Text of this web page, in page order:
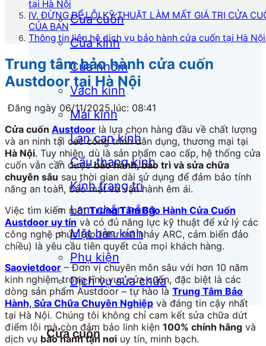
Cửa cuốn
Cửa kính
Cửa nhôm
Vách kính
Mái kính
Lan can kính
Cầu thang kính
Kính trang trí
Lam chắn nắng
Mặt bàn kính
Phụ kiện
Dịch vụ sửa chữa
Cửa cuốn
tại Hà Nội
IV. ĐỪNG ĐỂ LỖI KỸ THUẬT LÀM MẤT GIÁ TRỊ CỬA
CỦA BẠN
Thông tin liên hệ dịch vụ bảo hành cửa cuốn tại Hà Nội
Trung tâm bảo hành cửa cuốn
Austdoor tại Hà Nội
Đăng ngày 06/11/2025 lúc: 08:41
Cửa cuốn Austdoor là lựa chọn hàng đầu về chất lượng
và an ninh tại các công trình dân dụng, thương mại tại
Hà Nội. Tuy nhiên, dù là sản phẩm cao cấp, hệ thống cửa
cuốn vẫn cần đượcbảo hành, bảo trì và sửa chữa
chuyên sâu sau thời gian dài sử dụng để đảm bảo tính
năng an toàn, bảo mật và vận hành êm ái.
Việc tìm kiếm mộtTrung Tâm Bảo Hành Cửa Cuốn
Austdoor uy tín và có đủ năng lực kỹ thuật để xử lý các
công nghệ phức tạp (như mã nhảy ARC, cảm biến đảo
chiều) là yêu cầu tiên quyết của mọi khách hàng.
Saovietdoor – Đơn vị chuyên môn sâu với hơn 10 năm
kinh nghiệm trong lĩnh vực cửa cuốn, đặc biệt là các
dòng sản phẩm Austdoor – tự hào là Trung Tâm Bảo
Hành, Sửa Chữa Chuyên Nghiệp và đáng tin cậy nhất
tại Hà Nội. Chúng tôi không chỉ cam kết sửa chữa dứt
điểm lỗi mà còn đảm bảo linh kiện 100% chính hãng và
dịch vụ bảo hành tận nơi uy tín, minh bạch.